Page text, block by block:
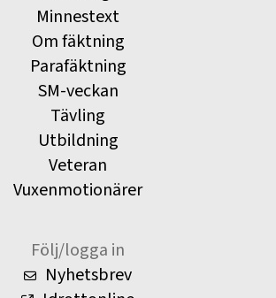
Minnestext
Om fäktning
Parafäktning
SM-veckan
Tävling
Utbildning
Veteran
Vuxenmotionärer
Följ/logga in
Nyhetsbrev